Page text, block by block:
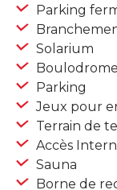
Parking
Solarium
Parking
Jeux pour
Terrain de
Accès
Sauna
Borne de